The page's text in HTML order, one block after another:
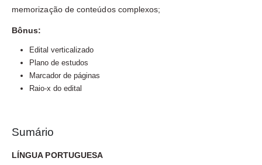
memorização de conteúdos complexos;
Bônus:
Edital verticalizado
Plano de estudos
Marcador de páginas
Raio-x do edital
Sumário
LÍNGUA PORTUGUESA